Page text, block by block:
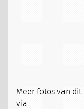
Meer fotos van
via